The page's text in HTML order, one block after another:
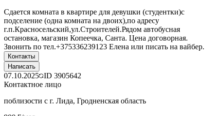
Сдается комната в квартире для девушки (студентки)с
подселение (одна комната на двоих),по адресу
г.п.Красносельский,ул.Строителей.Рядом автобусная
остановка, магазин Копеечка, Санта. Цена договорная.
Звонить по тел.+375336239123 Елена или писать на вайбер.
Контакты
Написать
07.10.2025 ID 3905642
Контактное лицо
поблизости с г. Лида, Гродненская область